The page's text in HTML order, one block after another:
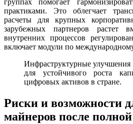
группах помогает
практиками. Это облегчает
расчеты для крупных
зарубежных партнеров растет
внутренних процессов
включает модули по
Инфраструктурные улучшения
для устойчивого роста
цифровых активов в стране.
Риски и возможности
майнеров после